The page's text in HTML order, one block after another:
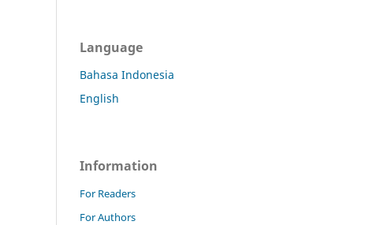
Language
Bahasa Indonesia
English
Information
For Readers
For Authors